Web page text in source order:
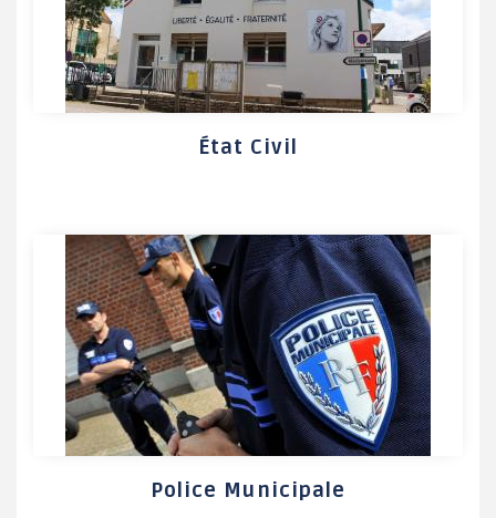
État Civil
Police Municipale